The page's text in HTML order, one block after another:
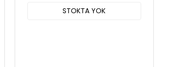
STOKTA YOK